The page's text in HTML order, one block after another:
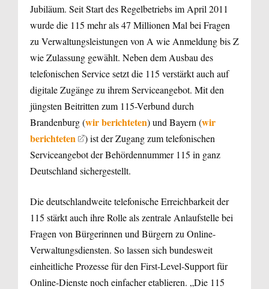
Jubiläum. Seit Start des Regelbetriebs im April 2011
wurde die 115 mehr als 47 Millionen Mal bei Fragen
zu Verwaltungsleistungen von A wie Anmeldung bis Z
wie Zulassung gewählt. Neben dem Ausbau des
telefonischen Service setzt die 115 verstärkt auch auf
digitale Zugänge zu ihrem Serviceangebot. Mit den
jüngsten Beitritten zum 115-Verbund durch
Brandenburg (wir berichteten) und Bayern (wir
berichteten
) ist der Zugang zum telefonischen
Serviceangebot der Behördennummer 115 in ganz
Deutschland sichergestellt.
Die deutschlandweite telefonische Erreichbarkeit der
115 stärkt auch ihre Rolle als zentrale Anlaufstelle bei
Fragen von Bürgerinnen und Bürgern zu Online-
Verwaltungsdiensten. So lassen sich bundesweit
einheitliche Prozesse für den First-Level-Support für
Online-Dienste noch einfacher etablieren. „Die 115